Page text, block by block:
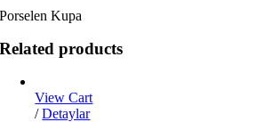
Porselen Kupa
Related products
View Cart
/ Detaylar